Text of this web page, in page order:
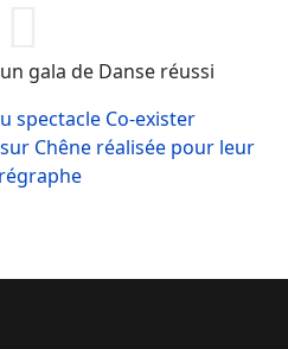
gala de Danse réussi
spectacle Co-exister
Chêne réalisée pour leur